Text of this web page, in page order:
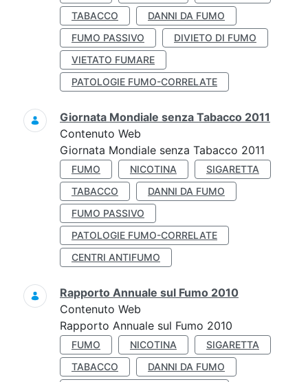
TABACCO
DANNI DA FUMO
FUMO PASSIVO
DIVIETO DI FUMO
VIETATO FUMARE
PATOLOGIE FUMO-CORRELATE
Giornata Mondiale senza Tabacco 2011
Contenuto Web
Giornata Mondiale senza Tabacco 2011
FUMO NICOTINA
SIGARETTA
TABACCO
DANNI DA FUMO
FUMO PASSIVO
PATOLOGIE FUMO-CORRELATE
CENTRI ANTIFUMO
Rapporto Annuale sul Fumo 2010
Contenuto Web
Rapporto Annuale sul Fumo 2010
FUMO NICOTINA
SIGARETTA
TABACCO
DANNI DA FUMO